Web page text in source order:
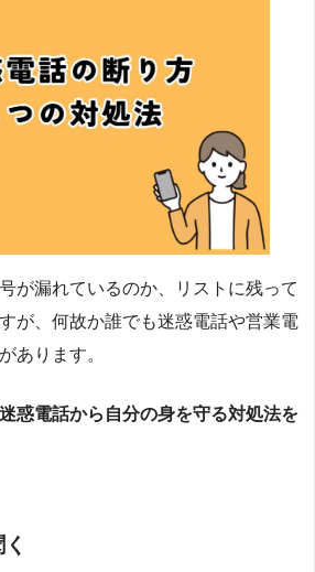
が漏れているのか、リストに残って
が、何故か誰でも迷惑電話や営業電
あります。
迷惑電話から自分の身を守る対処法を